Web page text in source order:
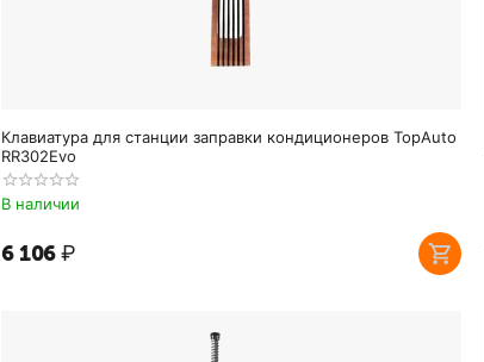
Клавиатура для станции заправки кондиционеров TopAuto
RR302Evo
В наличии
6 106₽